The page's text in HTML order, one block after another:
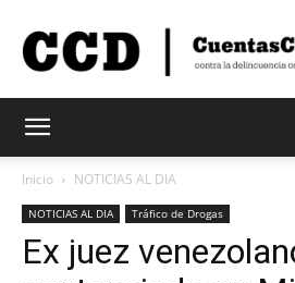
Claras
Inicio NOTICIAS AL DIA
NOTICIAS AL DIA Tráfico de Drogas
Ex juez